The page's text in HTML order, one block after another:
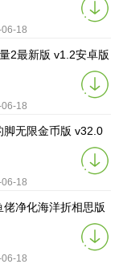
18
2最新版 v1.2安卓版
18
脚无限金币版 v32.0
18
净化海洋折相思版
18